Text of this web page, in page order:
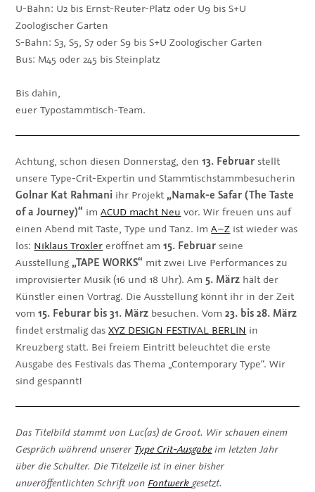
U-Bahn: U2 bis Ernst-Reuter-Platz oder U9 bis S+U
Zoologischer Garten
S-Bahn: S3, S5, S7 oder S9 bis S+U Zoologischer Garten
Bus: M45 oder 245 bis Steinplatz
Bis dahin,
euer Typostammtisch-Team.
Achtung, schon diesen Donnerstag, den 13. Februar stellt
unsere Type-Crit-Expertin und Stammtischstammbesucherin
Golnar Kat Rahmani ihr Projekt „Namak-e Safar (The Taste
of a Journey)“ imACUD macht Neu vor. Wir freuen uns auf
einen Abend mit Taste, Type und Tanz. ImA–Z ist wieder was
los: Niklaus Troxler eröffnet am15. Februar seine
Ausstellung „TAPE WORKS“ mit zwei Live Performances zu
improvisierter Musik (16 und 18 Uhr). Am 5. März hält der
Künstler einen Vortrag. Die Ausstellung könnt ihr in der Zeit
vom15. Feburar bis 31. März besuchen. Vom23. bis 28. März
findet erstmalig dasXYZ DESIGN FESTIVAL BERLIN in
Kreuzberg statt. Bei freiem Eintritt beleuchtet die erste
Ausgabe des Festivals das Thema „Contemporary Type“. Wir
sind gespannt!
Das Titelbild stammt von Luc(as) de Groot. Wir schauen einem
Gespräch während unserer Type Crit-Ausgabeim letzten Jahr
über die Schulter. Die Titelzeile ist in einer bisher
unveröffentlichten Schrift von Fontwerk gesetzt.